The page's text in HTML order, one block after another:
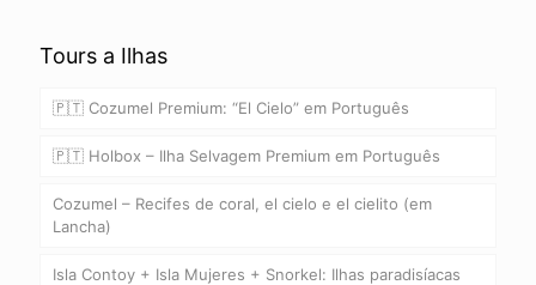
Tours a Ilhas
🇵🇹 Cozumel Premium: “El Cielo” em Português
🇵🇹 Holbox – Ilha Selvagem Premium em Português
Cozumel – Recifes de coral, el cielo e el cielito (em
Lancha)
Isla Contoy + Isla Mujeres + Snorkel: Ilhas paradisíacas